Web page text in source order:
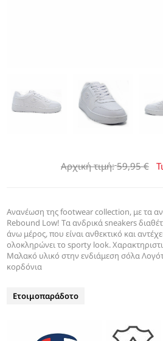
Αρχική τιμή: 59,95 €
Ανανέωση της footwear collection, με τα
Rebound Low! Tα ανδρικά sneakers
άνω μέρος, που είναι ανθεκτικό και
ολοκληρώνει το sporty look.
Μαλακό υλικό στην ενδιάμεση σόλα
κορδόνια
Ετοιμοπαράδοτο